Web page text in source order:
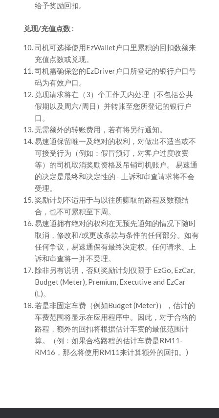
给予奖励回扣。
兑现/充值点数 :
司机可选择使用EzWallet户口里累积的回扣数额来
充值点数或兑现。
司机需确保您的EzDriver户口所登记的银行户口号
码为有效户口。
兑现请求将在（3）个工作天内处理（不包括公共
假期以及周六/周日）并转账至您所登记的银行户
口。
无需额外的转账费用，若有将另行通知。
易速通保留唯一及绝对的权利，对做出不适当或不
可接受行为（例如：假冒预订，对客户过度收费
等）的司机取消奖励资格及吊销司机账户。 易速通
的决定是最终和决定性的 - 上诉和审查请求将不会
受理。
奖励计划不适用于与以往所赚取的路程及数额结
合，也不可累积至下周。
易速通拥有绝对的权利在无预先通知的情况下随时
取消，修改和/或更改条款与条件的任何部分。如有
任何争议，易速通保有最终决定权。任何请求、上
诉和审查将一并不受理。
除非另有说明，否则奖励计划仅限于 EzGo, EzCar,
Budget (Meter), Premium, Executive and EzCar
(L)。
若是非固定车费（例如Budget (Meter)），估计的
车费范围将显示在应用程序中。因此，对于合格的
路程，额外的回扣将根据估计车费的最低范围计
算。（例：如果合格路程的估计车费是RM11-
RM16，那么将使用RM11来计算额外的回扣。)